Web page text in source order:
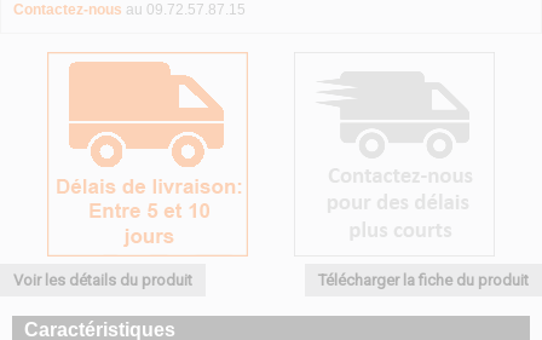
Contactez-nous au 09.72.57.87.15
Voir les détails du produit Télécharger la fiche du produit
Caractéristiques